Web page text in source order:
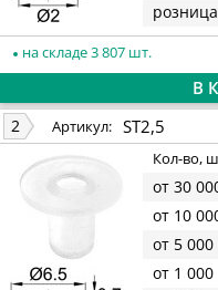
розница
на складе 3 807 шт.
В
2 Артикул: ST2,5
Кол-во,
от 30
от 10
от 5 000
от 1 000